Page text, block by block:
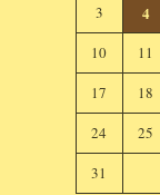
3 4
10
11
17
18
24
25
31